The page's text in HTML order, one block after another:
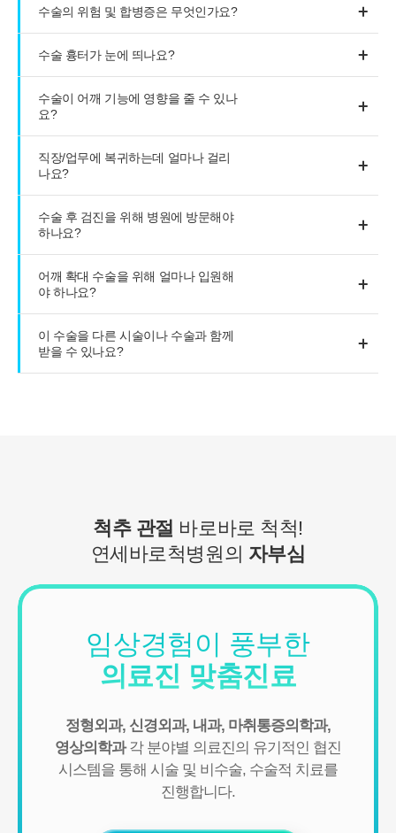
수술의 위험 및 합병증은 무엇인가요?
수술 흉터가 눈에 띄나요?
수술이 어깨 기능에 영향을 줄 수 있나
요?
직장/업무에 복귀하는데 얼마나 걸리
나요?
수술 후 검진을 위해 병원에 방문해야
하나요?
어깨 확대 수술을 위해 얼마나 입원해
야 하나요?
이 수술을 다른 시술이나 수술과 함께
받을 수 있나요?
척추 관절 바로바로 척척!
연세바로척병원의 자부심
임상경험이 풍부한
의료진 맞춤진료
정형외과, 신경외과, 내과, 마취통증의학과,
영상의학과각 분야별 의료진의 유기적인 협진
시스템을 통해 시술 및 비수술, 수술적 치료를
진행합니다.